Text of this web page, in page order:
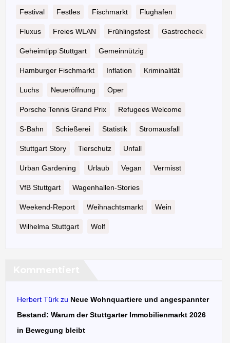
Festival Festles Fischmarkt Flughafen
Fluxus Freies WLAN Frühlingsfest Gastrocheck
Geheimtipp Stuttgart Gemeinnützig
Hamburger Fischmarkt Inflation Kriminalität
Luchs Neueröffnung Oper
Porsche Tennis Grand Prix Refugees Welcome
S-Bahn Schießerei Statistik Stromausfall
Stuttgart Story Tierschutz Unfall
Urban Gardening Urlaub Vegan Vermisst
VfB Stuttgart Wagenhallen-Stories
Weekend-Report Weihnachtsmarkt Wein
Wilhelma Stuttgart Wolf
Herbert Türk zu Neue Wohnquartiere und angespannter
Bestand: Warum der Stuttgarter Immobilienmarkt 2026
in Bewegung bleibt